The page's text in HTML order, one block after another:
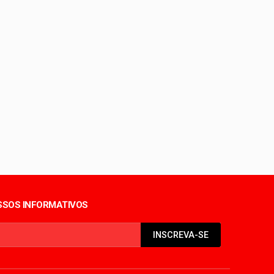
INFORMATIVOS
INSCREVA-SE